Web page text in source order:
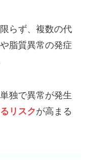
らず、複数の代
脂質異常の発症
独で異常が発生
リスクが高まる